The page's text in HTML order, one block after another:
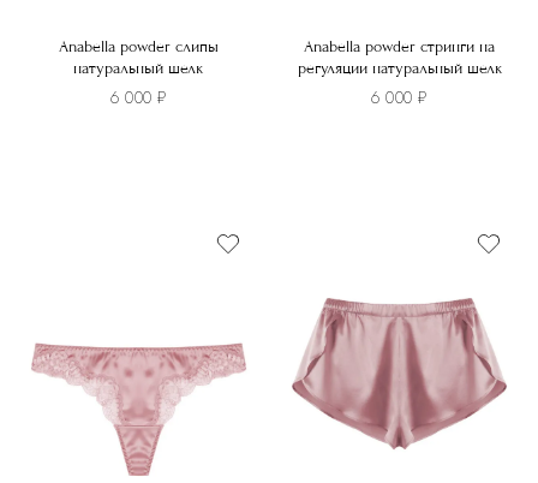
Anabella powder слипы
натуральный шелк
6 000₽
выбрать
на
странице
Anabella powder стринги на
регуляции натуральный шелк
6 000₽
Опции
можно
выбрать
на
странице
товара.